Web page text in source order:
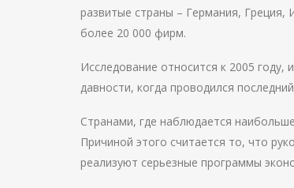
развитые страны – Германия,
более 20 000 фирм.
Исследование относится к 2005
давности, когда проводился
Странами, где наблюдается
Причиной этого считается то, что
реализуют серьезные программы